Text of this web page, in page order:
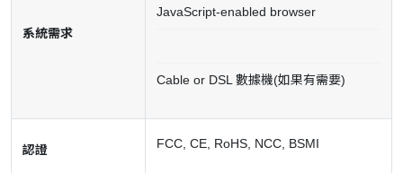
系統需求
JavaScript-enabled browser
Cable or DSL 數據機(如果有需要)
認證 FCC, CE, RoHS, NCC, BSMI